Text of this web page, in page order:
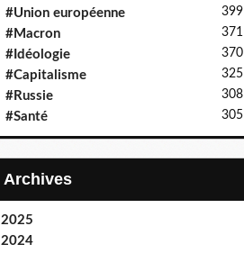
#Union européenne 399
#Macron 371
#Idéologie 370
#Capitalisme 325
#Russie 308
#Santé 305
Archives
2025
2024